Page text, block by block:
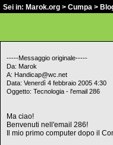
Sei in: Marok.org > Cumpa >
-----Messaggio originale-----
Da: Marok
A: Handicap@wc.net
Data: Venerdì 4 febbraio 2005 4:30
Oggetto: Tecnologia - l'email 286
Ma ciao!
Benvenuti nell'email 286!
Il mio primo computer dopo il